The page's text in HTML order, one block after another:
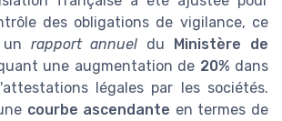
des obligations de vigilance, ce
rapport annuel du Ministère de
une augmentation de 20% dans
légales par les sociétés.
courbe ascendante en termes de